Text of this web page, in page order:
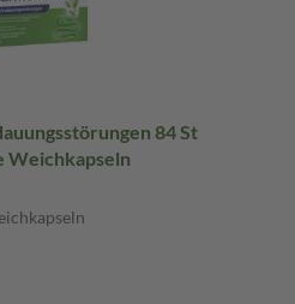
84 St
Weichkapseln